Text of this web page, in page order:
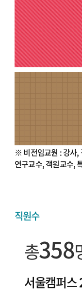
※ 비전임교원 : 강사,
연구교수, 객원교수,
직원수
총358
서울캠퍼스